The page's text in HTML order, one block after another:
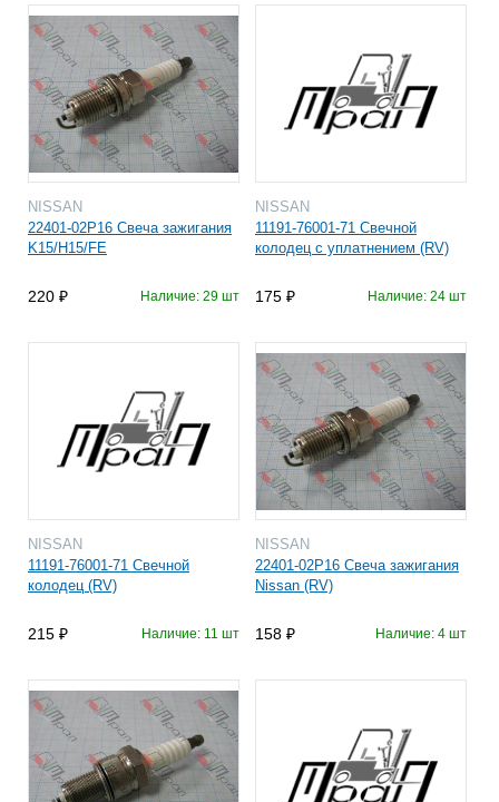
NISSAN
22401-02P16 Свеча зажигания
K15/H15/FE
220 Наличие: 29 шт
NISSAN
11191-76001-71 Свечной
колодец с уплатнением (RV)
175 Наличие: 24 шт
NISSAN
11191-76001-71 Свечной
колодец (RV)
215 Наличие: 11 шт
NISSAN
22401-02P16 Свеча зажигания
Nissan (RV)
158 Наличие: 4 шт